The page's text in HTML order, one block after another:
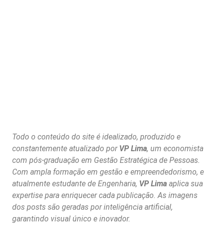
Todo o conteúdo do site é idealizado, produzido e
constantemente atualizado por VP Lima, um economista
com pós-graduação em Gestão Estratégica de Pessoas.
Com ampla formação em gestão e empreendedorismo, e
atualmente estudante de Engenharia, VP Lima aplica sua
expertise para enriquecer cada publicação. As imagens
dos posts são geradas por inteligência artificial,
garantindo visual único e inovador.